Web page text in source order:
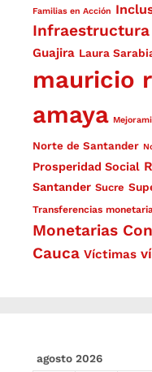
Familias en Acción
Infraestructura
Guajira Laura
mauricio
amaya
Norte de Santander
Prosperidad Social
Santander Sucre
Transferencias
Monetarias
Cauca Víctimas
agosto 2026